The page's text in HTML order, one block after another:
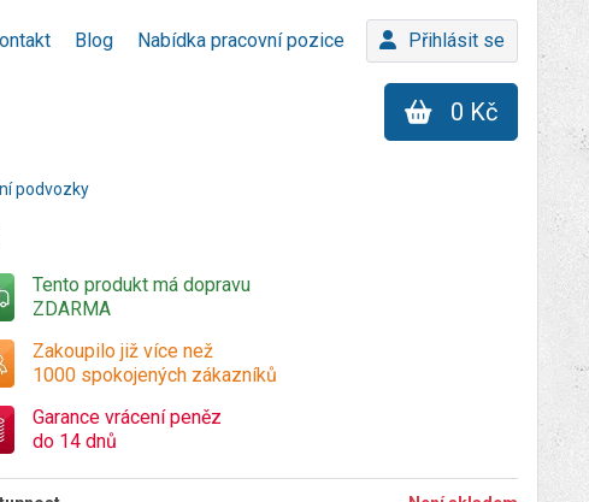
Blog Nabídka pracovní pozice Přihlásit se
0 Kč
podvozky
Tento produkt má dopravu
ZDARMA
Zakoupilo již více než
1000 spokojených zákazníků
Garance vrácení peněz
do 14 dnů